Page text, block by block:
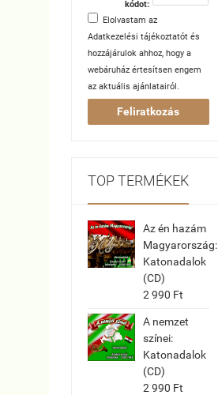
kódot:
Elolvastam az
Adatkezelési tájékoztatót és
hozzájárulok ahhoz, hogy a
webáruház értesítsen engem
az aktuális ajánlatairól.
Feliratkozás
TOP TERMÉKEK
Az én hazám
Magyarország:
Katonadalok
(CD)
2 990 Ft
A nemzet
színei:
Katonadalok
(CD)
2 990 Ft